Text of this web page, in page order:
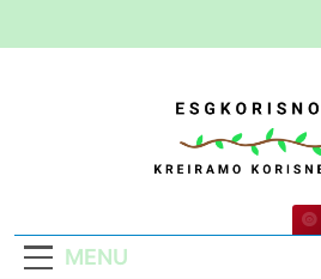
ESG
Kreiramo Korisne
MENU